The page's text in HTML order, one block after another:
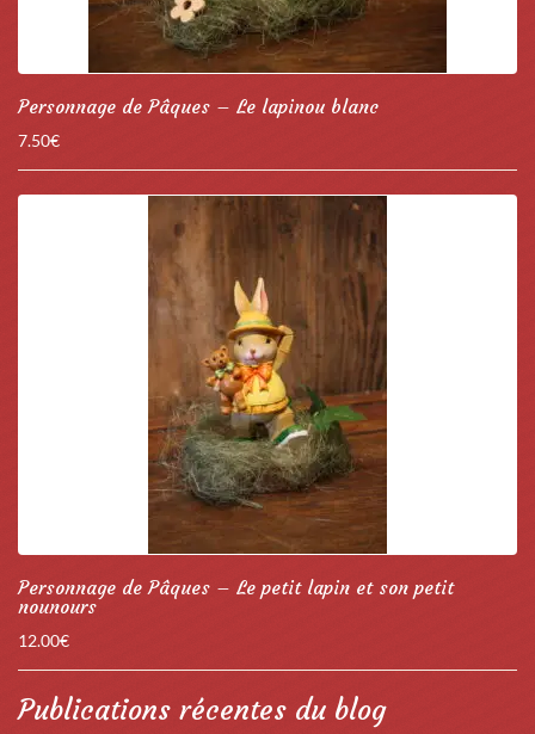
Personnage de Pâques – Le lapinou blanc
7.50€
Personnage de Pâques – Le petit lapin et son petit
nounours
12.00€
Publications récentes du blog